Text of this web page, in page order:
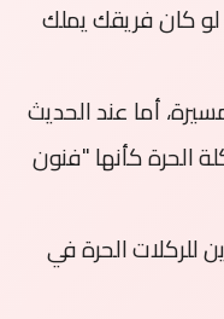
كان فريقك يملك
أما عند الحديث
الحرة كأنها "فنون
أسياد هذا الإختصاص، و أفضل 10 مسددين للركلات الحرة في